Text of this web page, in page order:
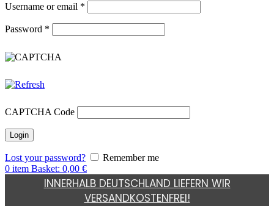
Username or email *
Password *
CAPTCHA Code
Lost your password?
Remember me
0 item Basket: 0,00 €
INNERHALB DEUTSCHLAND LIEFERN WIR
VERSANDKOSTENFREI!